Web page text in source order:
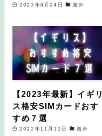
2023年8月24日 海外
【2023年最新】イギリ
ス格安SIMカードおす
すめ７選
2022年11月11日 海外